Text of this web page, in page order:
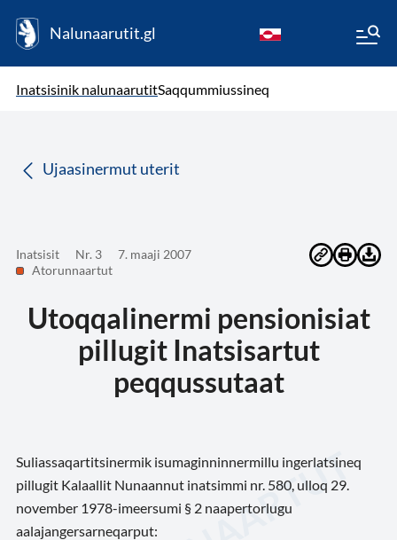
Nalunaarutit.gl
Inatsisinik nalunaarutitSaqqummiussineq
Ujaasinermut uterit
Inatsisit Nr. 3
7. maaji 2007
Atorunnaartut
Utoqqalinermi pensionisiat
pillugit Inatsisartut
peqqussutaat
Suliassaqartitsinermik isumaginninnermillu ingerlatsineq
pillugit Kalaallit Nunaannut inatsimmi nr. 580, ulloq 29.
november 1978-imeersumi § 2 naapertorlugu
aalajangersarneqarput: